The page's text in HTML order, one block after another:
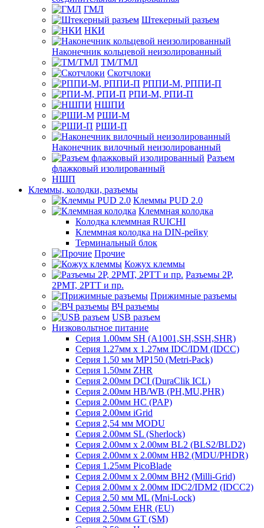
ГМЛ
Штекерный разъем
НКИ
Наконечник кольцевой неизолированный
ТМ/ТМЛ
Скотчлоки
РППИ-М, РППИ-П
РПИ-М, РПИ-П
НШПИ
РШИ-М
РШИ-П
Наконечник вилочный неизолированный
Разъем
флажковый изолированный
НШП
Клеммы, колодки, разъемы
Клеммы PUD 2.0
Клеммная колодка
Колодка клеммная RUICHI
Клеммная колодка на DIN-рейку
Терминальный блок
Прочие
Кожух клеммы
Разъемы 2Р,
2РМТ, 2РТТ и пр.
Прижимные разъемы
ВЧ разъемы
USB разъем
Низковольтное питание
Серия 1.00мм SH (A1001,SH,SSH,SHR)
Серия 1.27мм x 1.27мм IDC/IDM (IDCC)
Серия 1.50 мм MP150 (Metri-Pack)
Серия 1.50мм ZHR
Серия 2.00мм DCI (DuraClik ICL)
Серия 2.00мм HB/WB (PH,MU,PHR)
Серия 2.00мм HC (PAP)
Серия 2.00мм iGrid
Серия 2,54 мм MODU
Серия 2.00мм SL (Sherlock)
Серия 2.00мм x 2.00мм BL2 (BLS2/BLD2)
Серия 2.00мм x 2.00мм HB2 (MDU/PHDR)
Серия 1.25мм PicoBlade
Серия 2.00мм х 2.00мм BH2 (Milli-Grid)
Серия 2.00мм х 2.00мм IDC2/IDM2 (IDCC2)
Серия 2.50 мм ML (Mni-Lock)
Серия 2.50мм EHR (EU)
Серия 2.50мм GT (SM)